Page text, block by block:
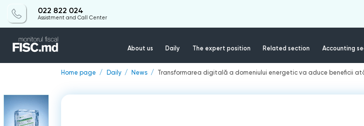
022 822 024
Assistment and Call Center
About us Daily The expert position Related section Accounting
Home page Daily News Transformarea digitală a domeniului energetic va aduce beneficii